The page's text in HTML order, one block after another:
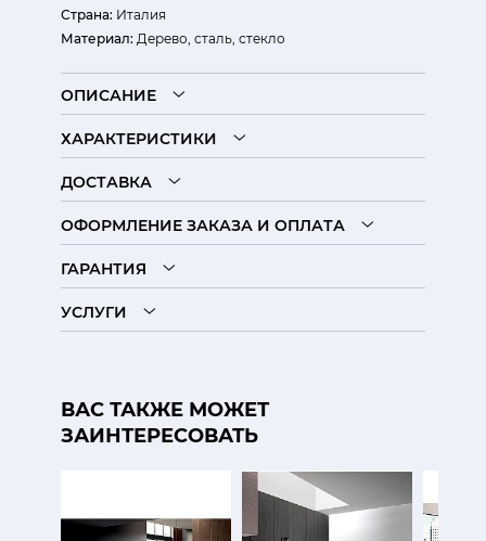
Страна: Италия
Материал: Дерево, сталь, стекло
ОПИСАНИЕ
ХАРАКТЕРИСТИКИ
ДОСТАВКА
ОФОРМЛЕНИЕ ЗАКАЗА И ОПЛАТА
ГАРАНТИЯ
УСЛУГИ
ВАС ТАКЖЕ МОЖЕТ
ЗАИНТЕРЕСОВАТЬ